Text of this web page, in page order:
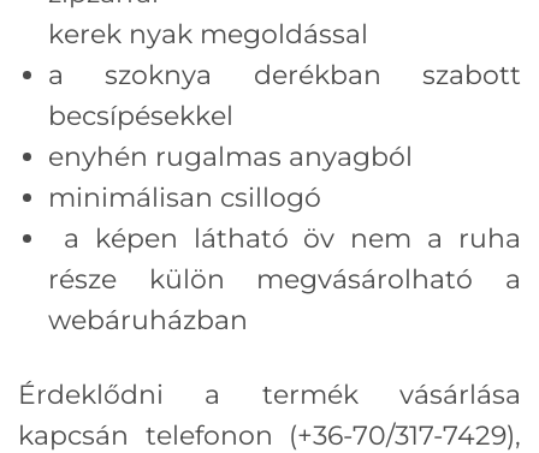
kerek nyak megoldással
a szoknya derékban szabott
becsípésekkel
enyhén rugalmas anyagból
minimálisan csillogó
a képen látható öv nem a ruha
része külön megvásárolható a
webáruházban
Érdeklődni a termék vásárlása
kapcsán telefonon (+36-70/317-7429),